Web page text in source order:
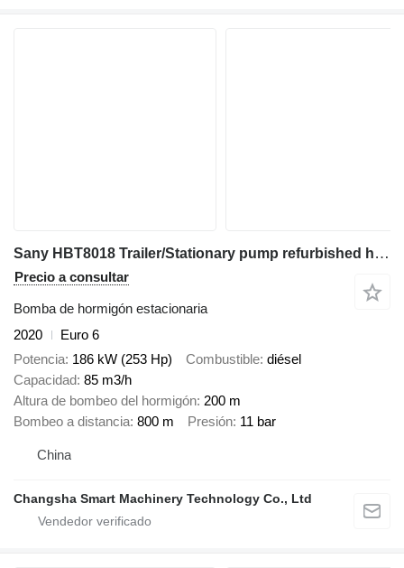
Sany HBT8018 Trailer/Stationary pump refurbished high configuration
Precio a consultar
Bomba de hormigón estacionaria
2020
Euro 6
Potencia 186 kW (253 Hp) Combustible diésel
Capacidad 85 m3/h
Altura de bombeo del hormigón 200 m
Bombeo a distancia 800 m Presión 11 bar
China
Changsha Smart Machinery Technology Co., Ltd